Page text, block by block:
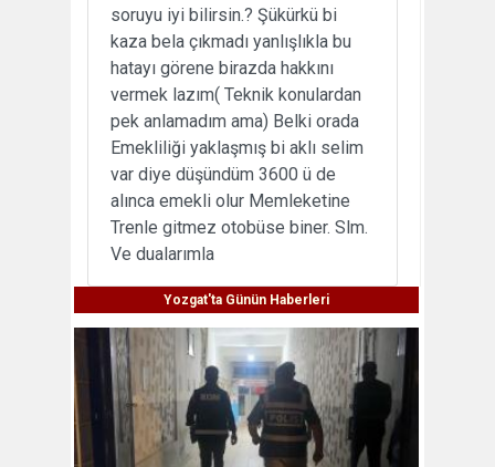
soruyu iyi bilirsin.? Şükürkü bi
kaza bela çıkmadı yanlışlıkla bu
hatayı görene birazda hakkını
vermek lazım( Teknik konulardan
pek anlamadım ama) Belki orada
Emekliliği yaklaşmış bi aklı selim
var diye düşündüm 3600 ü de
alınca emekli olur Memleketine
Trenle gitmez otobüse biner. Slm.
Ve dualarımla
Yozgat'ta Günün Haberleri